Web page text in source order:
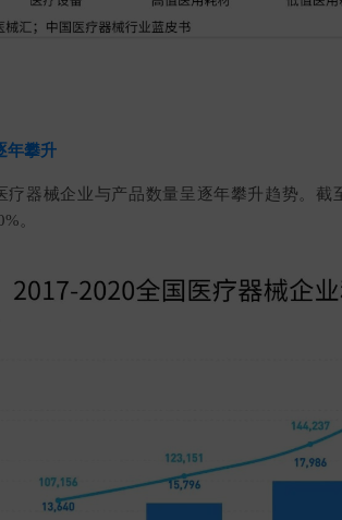
年攀升
疗器械企业与产品数量呈逐年攀升趋势。
。